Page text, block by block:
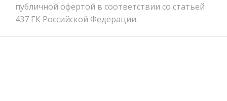
публичной офертой в соответствии со статьей
437 ГК Российской Федерации.